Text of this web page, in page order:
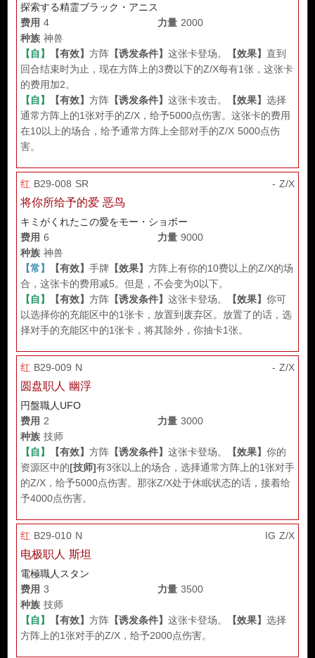
探索する精霊ブラック・アニス
费用 4 力量 2000
种族 神兽
【自】
【有效】 方阵 【诱发条件】 这张卡登场。 【效果】 直到
回合结束时为止，现在方阵上的3费以下的Z/X每有1张，这张卡
的费用加2。
【自】
【有效】 方阵 【诱发条件】 这张卡攻击。 【效果】 选择
通常方阵上的1张对手的Z/X，给予5000点伤害。这张卡的费用
在10以上的场合，给予通常方阵上全部对手的Z/X 5000点伤
害。
红 B29-008 SR - Z/X
将你所给予的爱 恶鸟
キミがくれたこの愛をモー・ショボー
费用 6 力量 9000
种族 神兽
【常】
【有效】 手牌 【效果】 方阵上有你的10费以上的Z/X的场
合，这张卡的费用减5。但是，不会变为0以下。
【自】
【有效】 方阵 【诱发条件】 这张卡登场。 【效果】 你可
以选择你的充能区中的1张卡，放置到废弃区。放置了的话，选
择对手的充能区中的1张卡，将其除外，你抽卡1张。
红 B29-009 N - Z/X
圆盘职人 幽浮
円盤職人UFO
费用 2 力量 3000
种族 技师
【自】
【有效】 方阵 【诱发条件】 这张卡登场。 【效果】 你的
资源区中的[技师]有3张以上的场合，选择通常方阵上的1张对手
的Z/X，给予5000点伤害。那张Z/X处于休眠状态的话，接着给
予4000点伤害。
红 B29-010 N IG Z/X
电极职人 斯坦
電極職人スタン
费用 3 力量 3500
种族 技师
【自】
【有效】 方阵 【诱发条件】 这张卡登场。 【效果】 选择
方阵上的1张对手的Z/X，给予2000点伤害。